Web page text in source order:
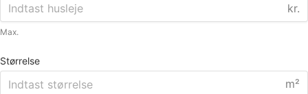
kr.
Max.
Størrelse
m²